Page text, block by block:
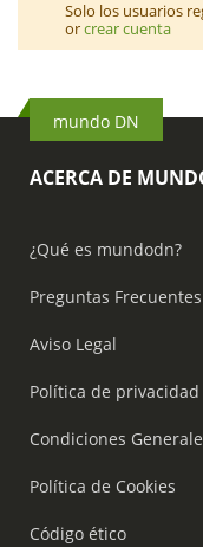
Solo los usuarios
orcrear cuenta
mundo DN
ACERCA DE
¿Qué es mundodn?
Preguntas Frecuentes
Aviso Legal
Política de privacidad
Condiciones
Política de Cookies
Código ético